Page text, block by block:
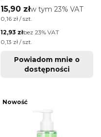
nitrylowe
diagnostyczne i
rozmiar L niebieskie
100 szt
Cena brutto
15,90 złw tym %s VAT
w tym 23% VAT
Cena jednostkowa brutto
0,16 zł / szt.
Cena netto
12,93 złbez 23% VAT
Cena jednostkowa netto
0,13 zł / szt.
Powiadom mnie o
dostępności
Nowość